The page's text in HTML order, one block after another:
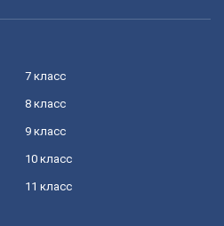
7 класс
8 класс
9 класс
10 класс
11 класс